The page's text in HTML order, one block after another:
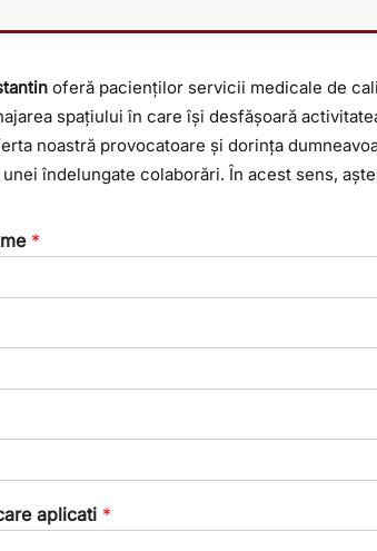
oferă pacienților servicii medicale de
spațiului în care își desfășoară
noastră provocatoare și dorința
îndelungate colaborări. În acest sens,
*
aplicati *